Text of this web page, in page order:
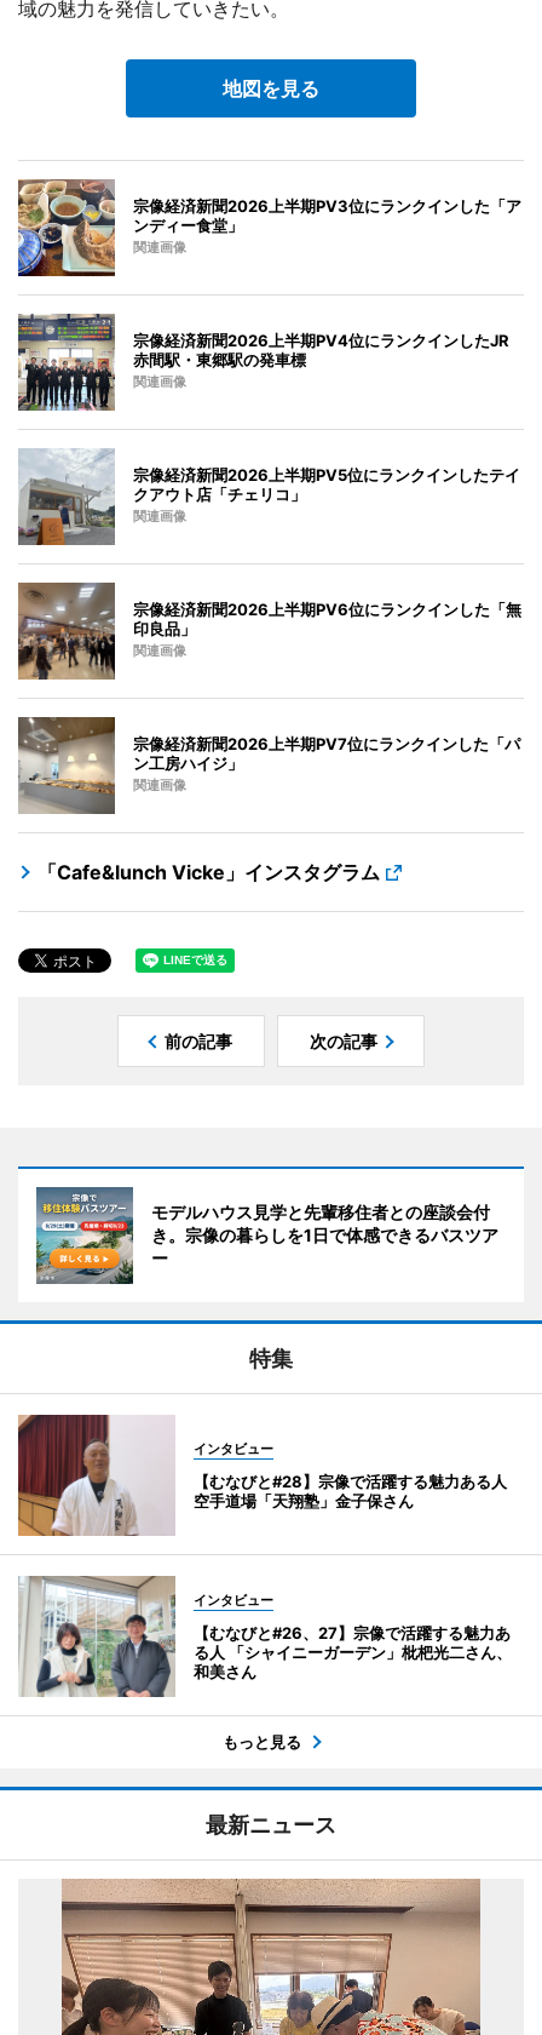
域の魅力を発信していきたい。
地図を見る
宗像経済新聞2026上半期PV3位にランクインした「ア
ンディー食堂」
関連画像
宗像経済新聞2026上半期PV4位にランクインしたJR
赤間駅・東郷駅の発車標
関連画像
宗像経済新聞2026上半期PV5位にランクインしたテイ
クアウト店「チェリコ」
関連画像
宗像経済新聞2026上半期PV6位にランクインした「無
印良品」
関連画像
宗像経済新聞2026上半期PV7位にランクインした「パ
ン工房ハイジ」
関連画像
「Cafe&lunch Vicke」インスタグラム
前の記事 次の記事
モデルハウス見学と先輩移住者との座談会付
き。宗像の暮らしを1日で体感できるバスツア
ー
特集
インタビュー
【むなびと#28】宗像で活躍する魅力ある人
空手道場「天翔塾」金子保さん
インタビュー
【むなびと#26、27】宗像で活躍する魅力あ
る人 「シャイニーガーデン」枇杷光二さん、
和美さん
もっと見る
最新ニュース